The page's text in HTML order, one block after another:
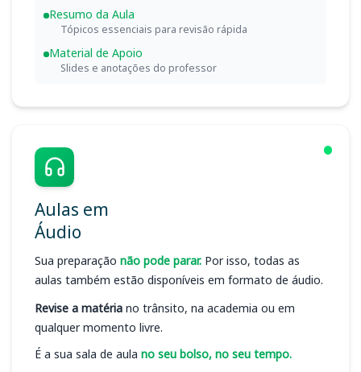
Resumo da Aula
Tópicos essenciais para revisão rápida
Material de Apoio
Slides e anotações do professor
Aulas em
Áudio
Sua preparação não pode parar. Por isso, todas as
aulas também estão disponíveis em formato de áudio.
Revise a matéria no trânsito, na academia ou em
qualquer momento livre.
É a sua sala de aula no seu bolso, no seu tempo.